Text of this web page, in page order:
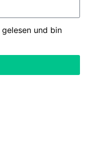
gelesen und bin